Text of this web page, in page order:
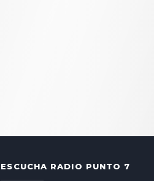
ESCUCHA RADIO PUNTO 7